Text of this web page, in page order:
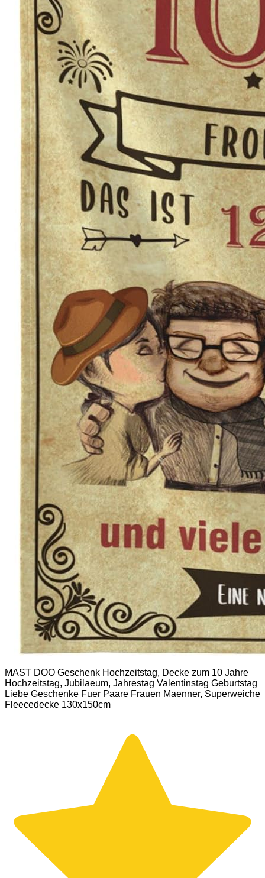
MAST DOO Geschenk Hochzeitstag, Decke zum 10 Jahre
Hochzeitstag, Jubilaeum, Jahrestag Valentinstag Geburtstag
Liebe Geschenke Fuer Paare Frauen Maenner, Superweiche
Fleecedecke 130x150cm